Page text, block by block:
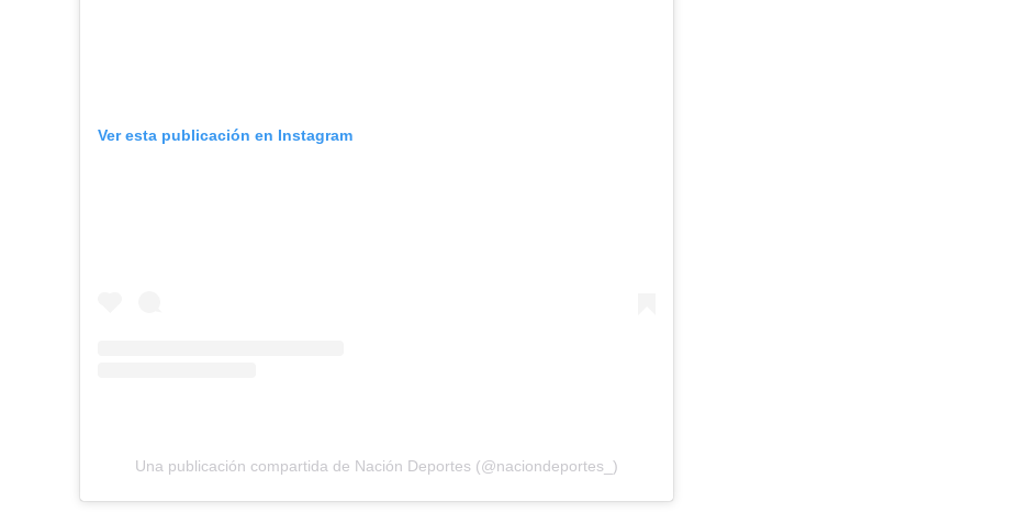
Ver esta publicación en Instagram
Una publicación compartida de Nación Deportes (@naciondeportes_)